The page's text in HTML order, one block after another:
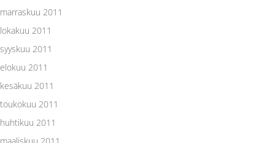
marraskuu 2011
lokakuu 2011
syyskuu 2011
elokuu 2011
kesäkuu 2011
toukokuu 2011
huhtikuu 2011